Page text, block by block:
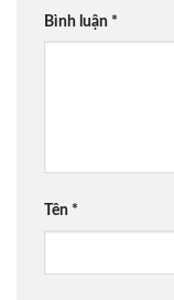
Bình luận *
Tên *